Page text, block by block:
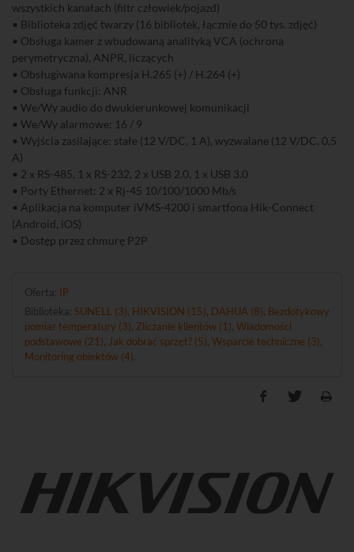
wszystkich kanałach (filtr człowiek/pojazd)
• Biblioteka zdjęć twarzy (16 bibliotek, łącznie do 50 tys. zdjęć)
• Obsługa kamer z wbudowaną analityką VCA (ochrona
perymetryczna), ANPR, liczących
• Obsługiwana kompresja H.265 (+) / H.264 (+)
• Obsługa funkcji: ANR
• We/Wy audio do dwukierunkowej komunikacji
• We/Wy alarmowe: 16 / 9
• Wyjścia zasilające: stałe (12 V/DC, 1 A), wyzwalane (12 V/DC, 0,5
A)
• 2 x RS-485, 1 x RS-232, 2 x USB 2.0, 1 x USB 3.0
• Porty Ethernet: 2 x Rj-45 10/100/1000 Mb/s
• Aplikacja na komputer iVMS-4200 i smartfona Hik-Connect
(Android, iOS)
• Dostęp przez chmurę P2P
Oferta: IP
Biblioteka: SUNELL (3) HIKVISION (15) DAHUA (8) Bezdotykowy
pomiar temperatury (3) Zliczanie klientów (1) Wiadomości
podstawowe (21)
Jak dobrać sprzęt? (5) Wsparcie techniczne (3)
Monitoring obiektów (4)